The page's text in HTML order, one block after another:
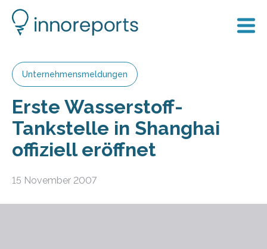
Unternehmensmeldungen
Erste Wasserstoff-
Tankstelle in Shanghai
offiziell eröffnet
15 November 2007